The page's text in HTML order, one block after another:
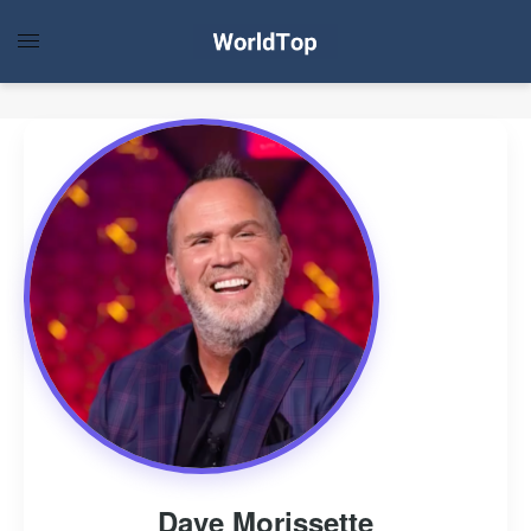
Dave Morissette